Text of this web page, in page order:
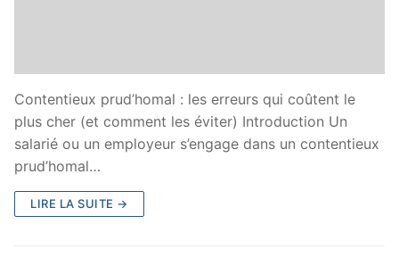
Contentieux prud’homal : les erreurs qui coûtent le
plus cher (et comment les éviter) Introduction Un
salarié ou un employeur s’engage dans un contentieux
prud’homal…
LIRE LA SUITE →